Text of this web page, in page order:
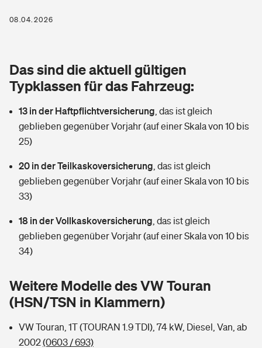
Zur Übersicht
Tools
Wer versichert was: Jetzt Versicherer finden
Sie haben Fragen?
Glasversicherung
Mietkautionsversicherung
Restkreditversicherung
Zur Übersicht
Tools
Wer versichert was: Jetzt Versicherer finden
Sie haben Fragen?
Kinderunfall­ver­si­che­rung
Kinderinvalidität
Hundehalter-Haftpflicht
Handyversicherung
Musikinstrumentenversicherung
Zur Übersicht
Private Krankenversicherung
Dread-Disease-Versicherung
Tierkrankenversicherung
Zur Übersicht
Tools
Wer versichert was: Jetzt Versicherer finden
Sie haben Fragen?
Rentenrechner: Wie viel Geld bekomme ich im Alter?
08.04.2026
Das sind die aktuell gültigen
Typklassen für das Fahrzeug:
13 in der Haftpflichtversicherung das ist gleich
geblieben gegenüber Vorjahr (auf einer Skala von 10 bis
25)
20 in der Teilkaskoversicherung das ist gleich
geblieben gegenüber Vorjahr (auf einer Skala von 10 bis
33)
18 in der Vollkaskoversicherung das ist gleich
geblieben gegenüber Vorjahr (auf einer Skala von 10 bis
34)
Weitere Modelle des VW Touran
(HSN/TSN in Klammern)
VW Touran, 1T (TOURAN 1.9 TDI), 74 kW, Diesel, Van, ab
2002(0603 / 693)